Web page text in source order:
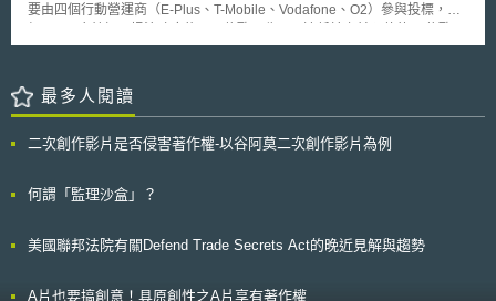
要由四個行動營運商（E-Plus、T-Mobile、Vodafone、O2）參與投標，歷
元，也遠低於10年前的3G頻譜500億歐元。 只有三家業者（T-
Plus公司則早已表達意願，將租用其中一個得標者的新網路頻寬，以使用數
位紅利。 本次拍賣並沒有產生新的市場參進者，此狀況讓那些希望開
上已經有約100家的MVNO業者和為數眾多的次品牌服務經營者在競爭，監
市場主導者T-Mobile已經宣稱，將率先於今年開始利用800MHz測試發展
而在密集的城市環境中，在800MHz與2.6GHz頻段同時部署LTE被視為是相
略中。
最多人閱讀
二次創作影片是否侵害著作權-以谷阿莫二次創作影片為例
何謂「監理沙盒」？
美國聯邦法院有關Defend Trade Secrets Act的晚近見解與趨勢
A片也要搞創意！具原創性之A片享有著作權